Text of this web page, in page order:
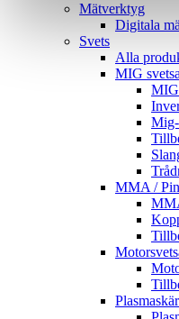
Mätverktyg
Digitala
Svets
Alla
MIG
MIG
MMA /